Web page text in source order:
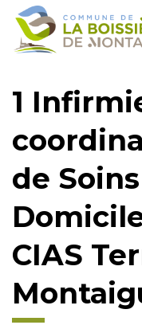
Gestion des traceurs
Aller
Aller
contenu
Aller
pied
1
de
CIAS